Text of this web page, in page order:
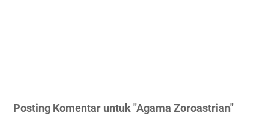
Posting Komentar untuk "Agama Zoroastrian"